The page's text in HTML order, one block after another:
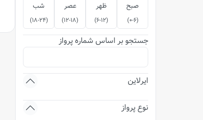
صبح
(
0-6
)
ظهر
(
6-12
)
عصر
(
12-18
)
شب
(
18-24
)
جستجو بر اساس شماره پرواز
ایرلاین
نوع پرواز